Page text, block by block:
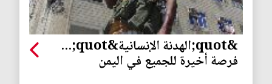
&quot;الهدنة الإنسانية&quot;...
فرصة أخيرة للجميع في اليمن